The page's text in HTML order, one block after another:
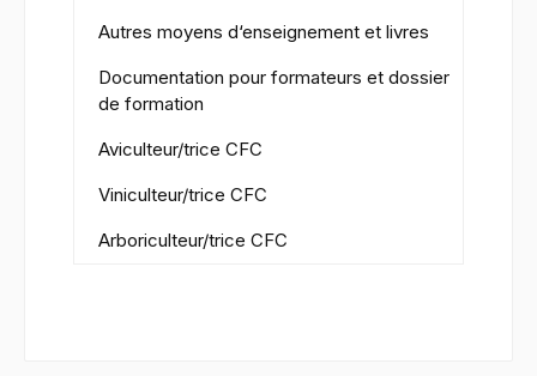
Autres moyens d‘enseignement et livres
Documentation pour formateurs et dossier
de formation
Aviculteur/trice CFC
Viniculteur/trice CFC
Arboriculteur/trice CFC